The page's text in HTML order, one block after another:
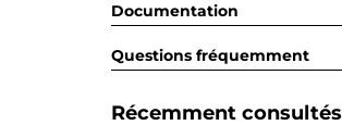
Documentation
Questions fréquemment
Récemment consultés